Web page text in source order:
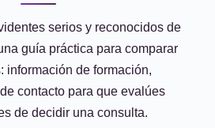
serios y reconocidos de
guía práctica para comparar
información de formación,
contacto para que evalúes
de decidir una consulta.